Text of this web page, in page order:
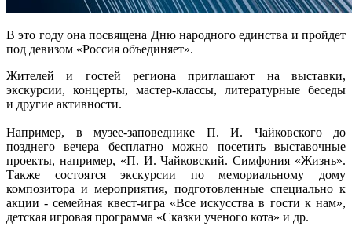
В это году она посвящена Дню народного единства и пройдет
под девизом «Россия объединяет».
Жителей и гостей региона приглашают на выставки,
экскурсии, концерты, мастер-классы, литературные беседы
и другие активности.
Например, в музее-заповеднике П. И. Чайковского до
позднего вечера бесплатно можно посетить выставочные
проекты, например, «П. И. Чайковский. Симфония «Жизнь».
Также состоятся экскурсии по мемориальному дому
композитора и мероприятия, подготовленные специально к
акции - семейная квест-игра «Все искусства в гости к нам»,
детская игровая программа «Сказки ученого кота» и др.